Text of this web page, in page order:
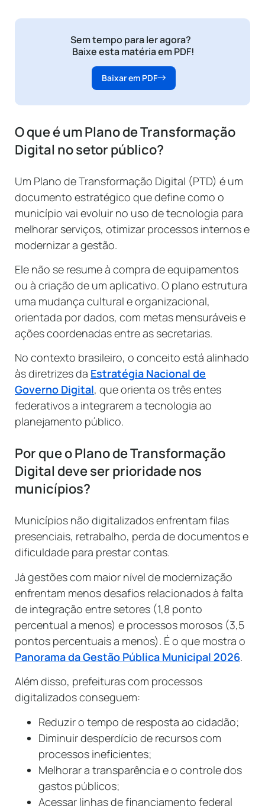
Sem tempo para ler agora?
Baixe esta matéria em PDF!
Baixar em PDF
O que é um Plano de Transformação
Digital no setor público?
Um Plano de Transformação Digital (PTD) é um
documento estratégico que define como o
município vai evoluir no uso de tecnologia para
melhorar serviços, otimizar processos internos e
modernizar a gestão.
Ele não se resume à compra de equipamentos
ou à criação de um aplicativo. O plano estrutura
uma mudança cultural e organizacional,
orientada por dados, com metas mensuráveis e
ações coordenadas entre as secretarias.
No contexto brasileiro, o conceito está alinhado
às diretrizes da Estratégia Nacional de
Governo Digital, que orienta os três entes
federativos a integrarem a tecnologia ao
planejamento público.
Por que o Plano de Transformação
Digital deve ser prioridade nos
municípios?
Municípios não digitalizados enfrentam filas
presenciais, retrabalho, perda de documentos e
dificuldade para prestar contas.
Já gestões com maior nível de modernização
enfrentam menos desafios relacionados à falta
de integração entre setores (1,8 ponto
percentual a menos) e processos morosos (3,5
pontos percentuais a menos). É o que mostra o
Panorama da Gestão Pública Municipal 2026.
Além disso, prefeituras com processos
digitalizados conseguem:
Reduzir o tempo de resposta ao cidadão;
Diminuir desperdício de recursos com
processos ineficientes;
Melhorar a transparência e o controle dos
gastos públicos;
Acessar linhas de financiamento federal